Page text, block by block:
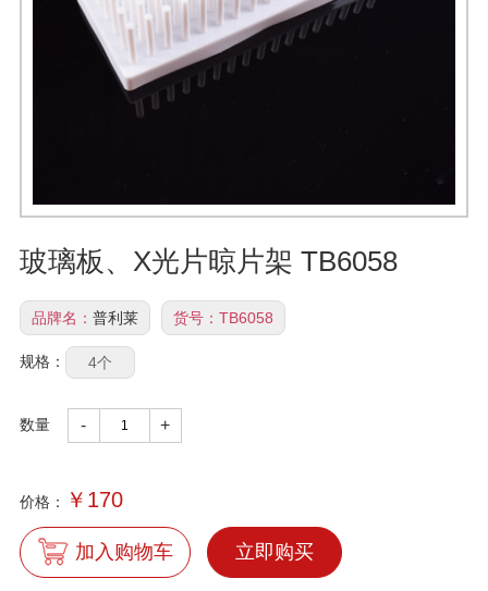
玻璃板、X光片晾片架 TB6058
品牌名： 普利莱 货号： TB6058
规格： 4个
数量 - +
价格： ￥ 170
加入购物车 立即购买